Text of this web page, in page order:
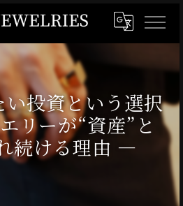
投資という選択
リーが“資産”と
続ける理由 ―